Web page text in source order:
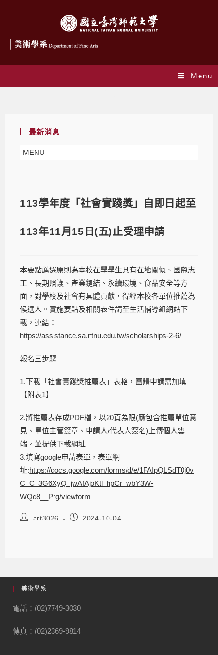
Menu
最新消息
MENU
113學年度「社會實踐獎」自即日起至
113年11月15日(五)止受理申請
本要點薦選原則為本校在學學生具有在地關懷、國際志
工、長期照護、產業鏈結、永續環境、食品安全等方
面，對學校及社會有具體貢獻，得經本校各單位推薦為
候選人。實施要點及相關表件請至生活輔導組網站下
載，連結：
https://assistance.sa.ntnu.edu.tw/scholarships-2-6/
報名三步驟
1.下載「社會實踐獎推薦表」表格，團體申請需加填
【附表1】
2.將推薦表存成PDF檔，以20頁為限(應包含推薦單位意
見、單位主管簽章、申請人/代表人簽名)上傳個人雲
端，並提供下載網址
3.填寫google申請表單，表單網
址:https://docs.google.com/forms/d/e/1FAIpQLSdT0j0v
C_C_3G6XyQ_jwAfAjoKtl_hpCr_wbY3W-
WQq8__Prg/viewform
art3026 2024-10-04
美術學系
電話：(02)7749-3030
傳真：(02)2369-9814